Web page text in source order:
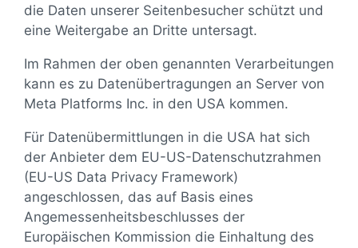
die Daten unserer Seitenbesucher schützt und
eine Weitergabe an Dritte untersagt.
Im Rahmen der oben genannten Verarbeitungen
kann es zu Datenübertragungen an Server von
Meta Platforms Inc. in den USA kommen.
Für Datenübermittlungen in die USA hat sich
der Anbieter dem EU-US-Datenschutzrahmen
(EU-US Data Privacy Framework)
angeschlossen, das auf Basis eines
Angemessenheitsbeschlusses der
Europäischen Kommission die Einhaltung des